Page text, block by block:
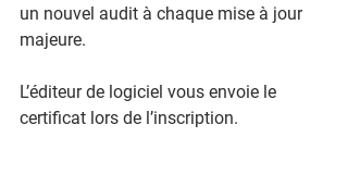
un nouvel audit à chaque mise à jour
majeure.
L’éditeur de logiciel vous envoie le
certificat lors de l’inscription.